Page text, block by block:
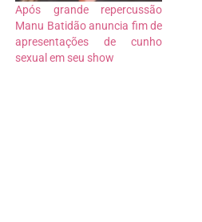
Após grande repercussão
Manu Batidão anuncia fim de
apresentações de cunho
sexual em seu show